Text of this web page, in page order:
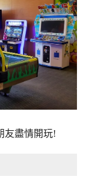
友盡情開玩!